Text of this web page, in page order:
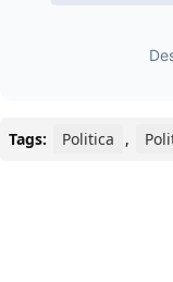
Tags: Politica ,